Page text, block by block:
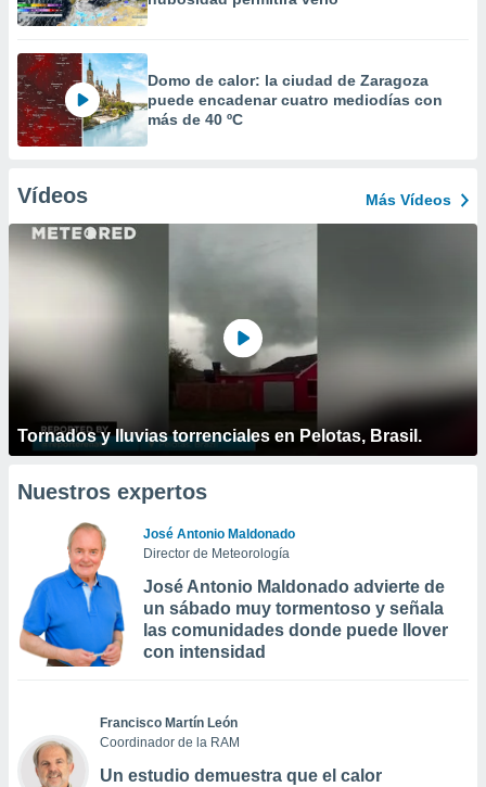
Domo de calor: la ciudad de Zaragoza
puede encadenar cuatro mediodías con
más de 40 ºC
Vídeos Más Vídeos
Tornados y lluvias torrenciales en Pelotas, Brasil.
Nuestros expertos
José Antonio Maldonado
Director de Meteorología
José Antonio Maldonado advierte de
un sábado muy tormentoso y señala
las comunidades donde puede llover
con intensidad
Francisco Martín León
Coordinador de la RAM
Un estudio demuestra que el calor